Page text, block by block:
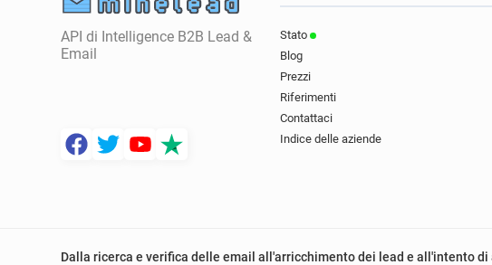
API di Intelligence B2B Lead &
Email
Stato
Blog
Prezzi
Riferimenti
Contattaci
Indice delle aziende
Dalla ricerca e verifica delle email all'arricchimento dei lead e all'intento